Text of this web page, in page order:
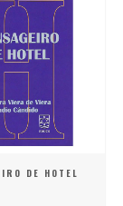
DE HOTEL